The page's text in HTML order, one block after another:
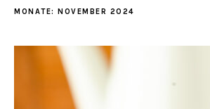
MONATE: NOVEMBER 2024